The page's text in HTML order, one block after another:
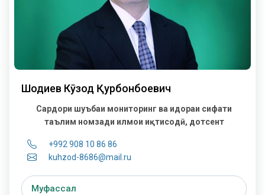
Шодиев Кӯҳзод Қурбонбоевич
Сардори шуъбаи мониторинг ва идораи сифати
таълим номзади илмҳои иқтисодӣ, дотсент
+992 908 10 86 86
kuhzod-8686@mail.ru
Муфассал